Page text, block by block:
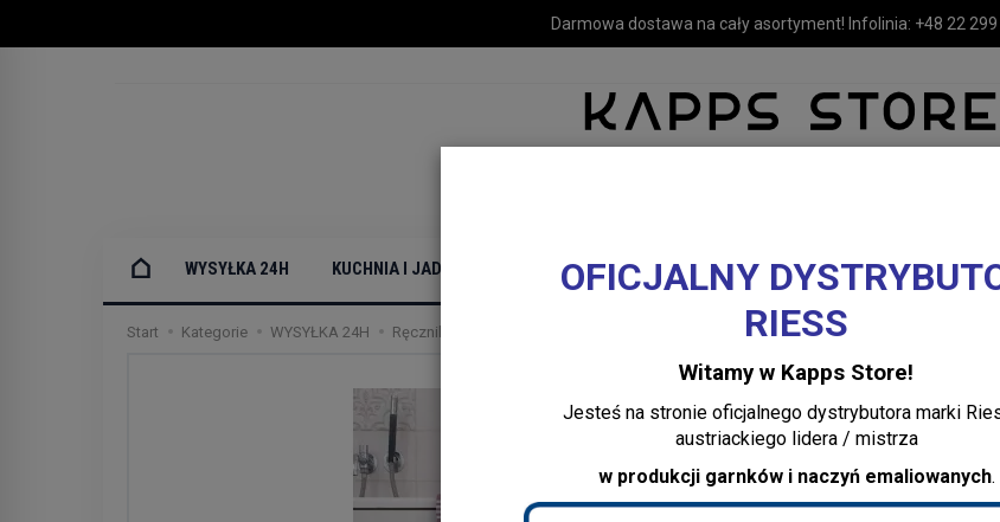
Darmowa dostawa na cały asortyment! Infolinia: +48 22
OFICJALNY
RIESS
Witamy w Kapps Store!
Jesteś na stronie oficjalnego dystrybutora marki
austriackiego lidera / mistrza
w produkcji garnków i naczyń emaliowanych.
WYSYŁKA 24H KUCHNIA I JADALNIA MEBLE LUSTRA I OŚWIETLENIE TEKSTYLIA I
Start Kategorie WYSYŁKA 24H Ręczniki i tekstylia z wysyłką 24h Ręcznik bawełniany hammam jagodowy / biały
Ręcznik
jagodowy /
Ottomania